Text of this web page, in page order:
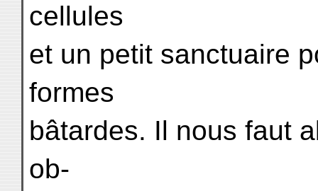
cellules
et un petit sanctuaire
formes
bâtardes. Il nous faut
ob-